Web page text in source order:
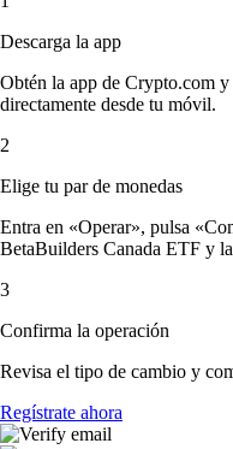
Descarga la app
Obtén la app de Crypto.com
directamente desde tu móvil.
2
Elige tu par de monedas
Entra en «Operar», pulsa
BetaBuilders Canada ETF y
3
Confirma la operación
Revisa el tipo de cambio y
Regístrate ahora